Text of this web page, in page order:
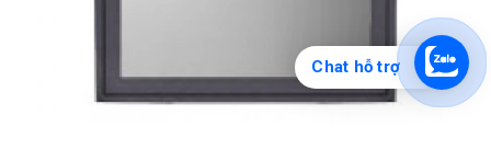
Chat hỗ trợ